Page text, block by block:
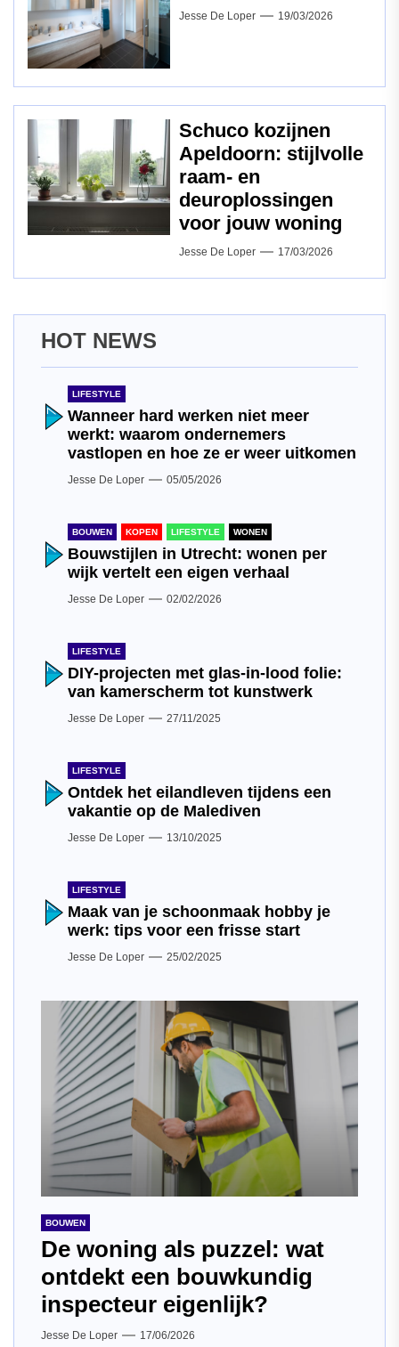
Jesse De Loper 19/03/2026
Schuco kozijnen
Apeldoorn: stijlvolle
raam‑ en
deuroplossingen
voor jouw woning
Jesse De Loper 17/03/2026
HOT NEWS
LIFESTYLE
Wanneer hard werken niet meer
werkt: waarom ondernemers
vastlopen en hoe ze er weer uitkomen
Jesse De Loper 05/05/2026
BOUWEN KOPEN LIFESTYLE WONEN
Bouwstijlen in Utrecht: wonen per
wijk vertelt een eigen verhaal
Jesse De Loper 02/02/2026
LIFESTYLE
DIY-projecten met glas-in-lood folie:
van kamerscherm tot kunstwerk
Jesse De Loper 27/11/2025
LIFESTYLE
Ontdek het eilandleven tijdens een
vakantie op de Malediven
Jesse De Loper 13/10/2025
LIFESTYLE
Maak van je schoonmaak hobby je
werk: tips voor een frisse start
Jesse De Loper 25/02/2025
BOUWEN
De woning als puzzel: wat
ontdekt een bouwkundig
inspecteur eigenlijk?
Jesse De Loper 17/06/2026